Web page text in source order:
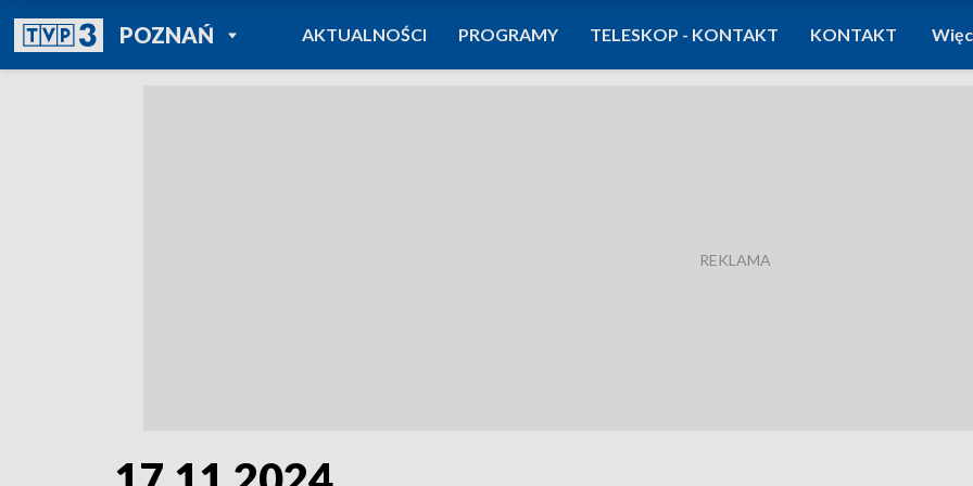
POZNAŃPOWRÓT DO
TVP REGIONY
AKTUALNOŚCI PROGRAMY TELESKOP - KONTAKT KONTAKT